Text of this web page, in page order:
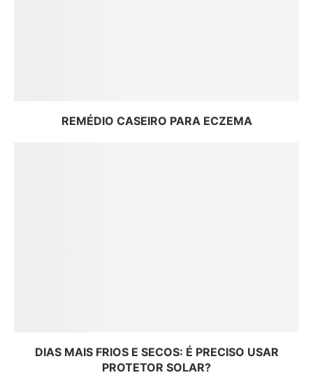
REMÉDIO CASEIRO PARA ECZEMA
DIAS MAIS FRIOS E SECOS: É PRECISO USAR
PROTETOR SOLAR?